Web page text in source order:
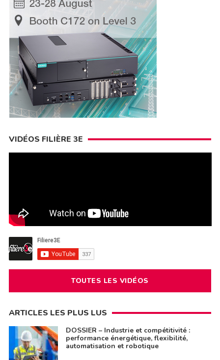
VIDÉOS FILIÈRE 3E
TOUTES LES VIDÉOS
ARTICLES LES PLUS LUS
DOSSIER – Industrie et compétitivité :
performance énergétique, flexibilité,
automatisation et robotique